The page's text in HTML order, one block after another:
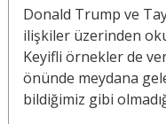
Donald Trump ve
ilişkiler üzerinden
Keyifli örnekler de
önünde meydana
bildiğimiz gibi